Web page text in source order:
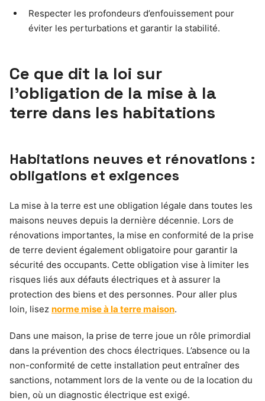
Respecter les profondeurs d’enfouissement pour
éviter les perturbations et garantir la stabilité.
Ce que dit la loi sur
l’obligation de la mise à la
terre dans les habitations
Habitations neuves et rénovations :
obligations et exigences
La mise à la terre est une obligation légale dans toutes les
maisons neuves depuis la dernière décennie. Lors de
rénovations importantes, la mise en conformité de la prise
de terre devient également obligatoire pour garantir la
sécurité des occupants. Cette obligation vise à limiter les
risques liés aux défauts électriques et à assurer la
protection des biens et des personnes. Pour aller plus
loin, lisez norme mise à la terre maison.
Dans une maison, la prise de terre joue un rôle primordial
dans la prévention des chocs électriques. L’absence ou la
non-conformité de cette installation peut entraîner des
sanctions, notamment lors de la vente ou de la location du
bien, où un diagnostic électrique est exigé.